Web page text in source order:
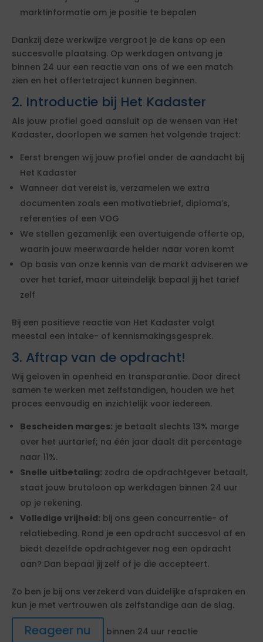
marktinformatie om je positie te bepalen
Dankzij deze werkwijze vergroot je de kans op een
succesvolle plaatsing. Op werkdagen ontvang je
binnen 24 uur een reactie van ons of we een match
zien en het offertetraject kunnen beginnen.
2. Introductie bij Het Kadaster
Als jouw profiel goed aansluit op de wensen van Het
Kadaster, doorlopen we samen het volgende traject:
Eerst brengen wij jouw profiel onder de aandacht bij
Het Kadaster
Wanneer dat vereist is, verzamelen we extra
documenten zoals een motivatiebrief, diploma’s,
referenties of een VOG
We stellen gezamenlijk een overtuigende offerte op,
waarin jouw meerwaarde helder naar voren komt
Op basis van onze kennis van de markt adviseren we
over het tarief, maar uiteindelijk bepaal jij het tarief
zelf
Bij een positieve reactie van Het Kadaster volgt
meestal een intake- of kennismakingsgesprek.
3. Aftrap van de opdracht!
Wij geloven in openheid en transparantie. Door direct
samen te werken met zelfstandigen, houden we het
proces eenvoudig en inzichtelijk voor iedereen.
Bescheiden marges: je betaalt slechts 13% marge
over het uurtarief; na één jaar daalt dit percentage
naar 11%.
Snelle uitbetaling: zodra de opdrachtgever betaalt,
staat jouw brutoloon op werkdagen binnen 24 uur
op je rekening.
Volledige vrijheid: bij ons geen concurrentie- of
relatiebeding. Rond je een opdracht succesvol af en
biedt dezelfde opdrachtgever nog een opdracht
aan? Dan bepaal jij zelf of je die accepteert.
Zo ben je bij ons verzekerd van duidelijke afspraken en
kun je met vertrouwen als zelfstandige aan de slag.
Reageer nu
binnen 24 uur reactie